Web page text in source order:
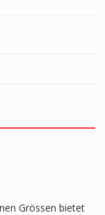
Grössen bietet